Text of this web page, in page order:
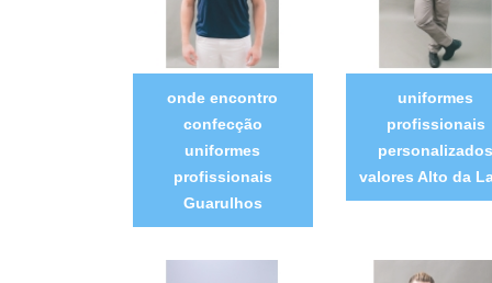
onde encontro
confecção
uniformes
profissionais
Guarulhos
uniformes
profissionais
personalizados
valores Alto da